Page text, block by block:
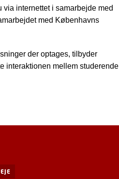
internettet i samarbejde med
med Københavns
der optages, tilbyder
interaktionen mellem studerende